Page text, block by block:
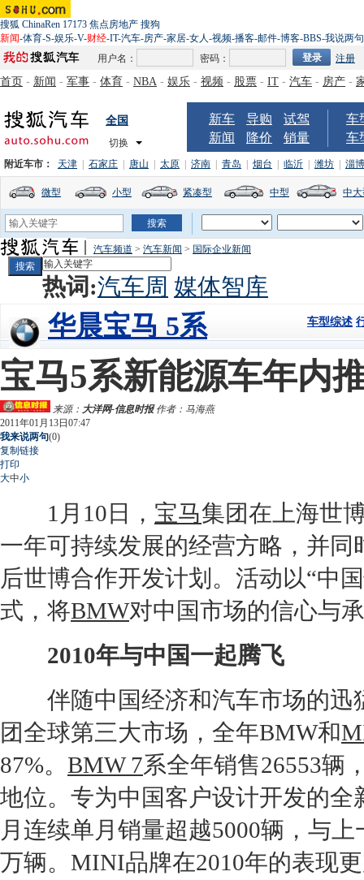
搜狐 ChinaRen 17173 焦点房地产 搜狗
新闻-体育-S-娱乐-V-财经-IT-汽车-房产-家居-女人-视频-播客-邮件-博客-BBS-我说两句
用户名：
密码： 注册
首页 - 新闻 - 军事 - 体育 - NBA - 娱乐 - 视频 - 股票 - IT - 汽车 - 房产 -
全国
切换
新车 导购
试驾
新闻
降价 销量
车
车
附近车市： 天津 石家庄 唐山 太原 济南 青岛 烟台 临沂 潍坊 淄博
微型 小型 紧凑型 中型 中
汽车频道 > 汽车新闻 > 国际企业新闻
热词:汽车周 媒体智库
车型综述
华晨宝马 5系
宝马5系新能源车年内
来源： 大洋网-信息时报作者：马海燕
2011年01月13日07:47
我来说两句(0)
复制链接
打印
大中小
1月10日， 宝马集团在上海世
一年可持续发展的经营方略，并
后世博合作开发计划。活动以“中
式，将BMW对中国市场的信心与
2010年与中国一起腾飞
伴随中国经济和汽车市场的迅
团全球第三大市场，全年BMW和
87%。 BMW 7系全年销售26553辆
地位。专为中国客户设计开发的全
月连续单月 销量超越5000辆，与上
万辆。 MINI品牌在2010年的表现